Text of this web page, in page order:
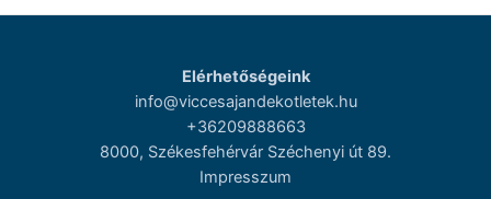
Elérhetőségeink
info@viccesajandekotletek.hu
+36209888663
8000, Székesfehérvár Széchenyi út 89.
Impresszum